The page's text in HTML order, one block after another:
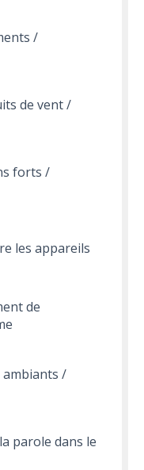
/
de vent /
forts /
les appareils
de
ambiants /
parole dans le